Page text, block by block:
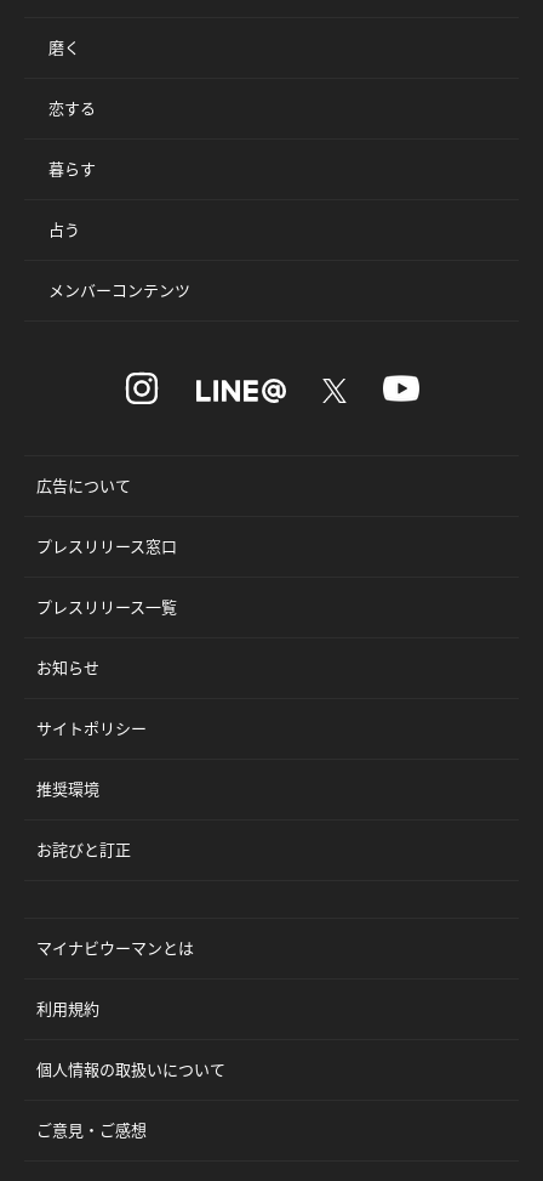
磨く
恋する
暮らす
占う
メンバーコンテンツ
広告について
プレスリリース窓口
プレスリリース一覧
お知らせ
サイトポリシー
推奨環境
お詫びと訂正
マイナビウーマンとは
利用規約
個人情報の取扱いについて
ご意見・ご感想